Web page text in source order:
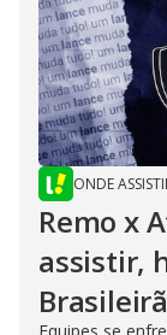
ONDE
Remo x
assistir,
Equipes se